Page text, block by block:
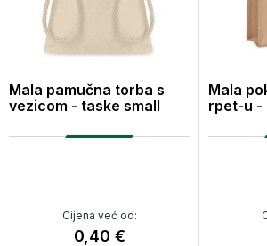
Mala pamučna torba s
vezicom - taske small
Cijena već od:
0,40 €
Mala
rpet-u -